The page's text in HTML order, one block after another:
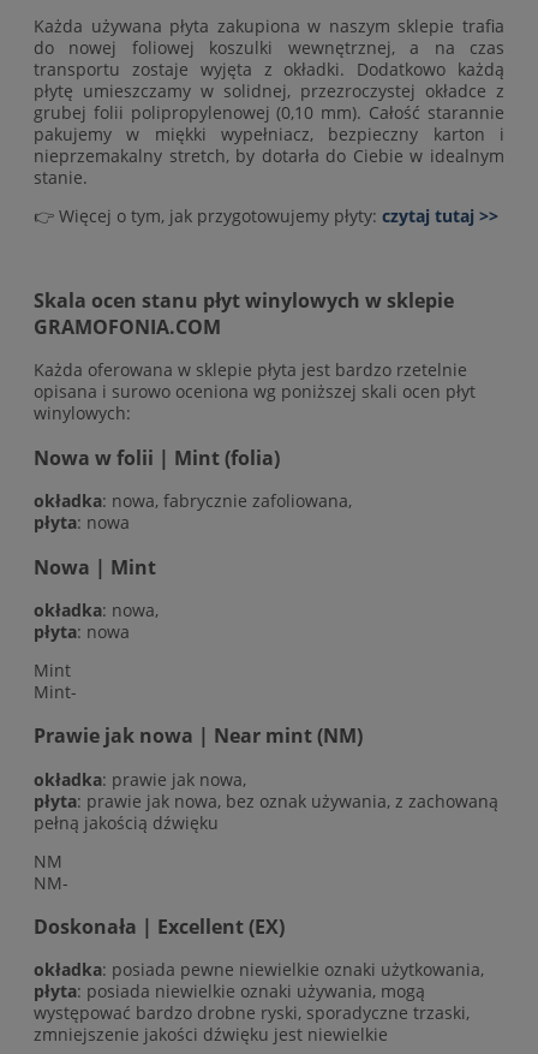
Każda używana płyta zakupiona w naszym sklepie trafia
do nowej foliowej koszulki wewnętrznej, a na czas
transportu zostaje wyjęta z okładki. Dodatkowo każdą
płytę umieszczamy w solidnej, przezroczystej okładce z
grubej folii polipropylenowej (0,10 mm). Całość starannie
pakujemy w miękki wypełniacz, bezpieczny karton i
nieprzemakalny stretch, by dotarła do Ciebie w idealnym
stanie.
👉 Więcej o tym, jak przygotowujemy płyty: czytaj tutaj >>
Skala ocen stanu płyt winylowych w sklepie
GRAMOFONIA.COM
Każda oferowana w sklepie płyta jest bardzo rzetelnie
opisana i surowo oceniona wg poniższej skali ocen płyt
winylowych:
Nowa w folii | Mint (folia)
okładka: nowa, fabrycznie zafoliowana,
płyta: nowa
Nowa | Mint
okładka: nowa,
płyta: nowa
Mint
Mint-
Prawie jak nowa | Near mint (NM)
okładka: prawie jak nowa,
płyta: prawie jak nowa, bez oznak używania, z zachowaną
pełną jakością dźwięku
NM
NM-
Doskonała | Excellent (EX)
okładka: posiada pewne niewielkie oznaki użytkowania,
płyta: posiada niewielkie oznaki używania, mogą
występować bardzo drobne ryski, sporadyczne trzaski,
zmniejszenie jakości dźwięku jest niewielkie